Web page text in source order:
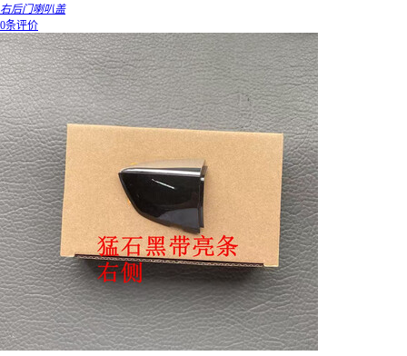
右后门喇叭盖
0条评价